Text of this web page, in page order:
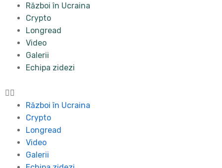
Război în Ucraina
Crypto
Longread
Video
Galerii
Echipa zidezi
Război în Ucraina
Crypto
Longread
Video
Galerii